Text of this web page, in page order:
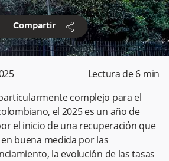
Compartir share
Lectura de6 min
complejo para el
el 2025 es un año de
el inicio de una recuperación que
buena medida por las
la evolución de las tasas